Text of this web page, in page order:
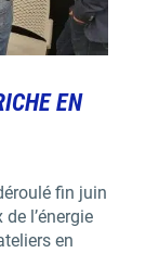
EN
fin juin
l’énergie
en